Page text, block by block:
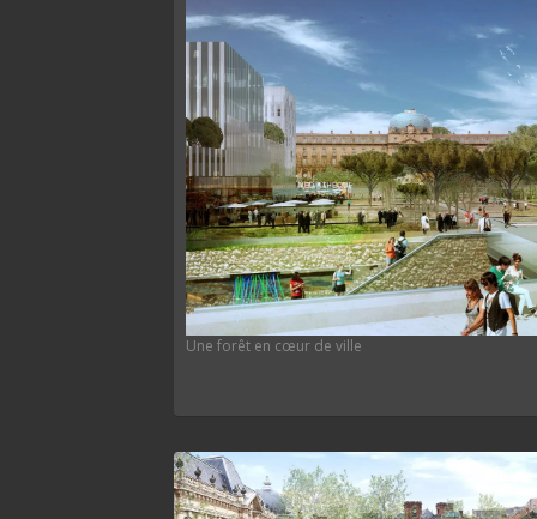
Une forêt en cœur de ville